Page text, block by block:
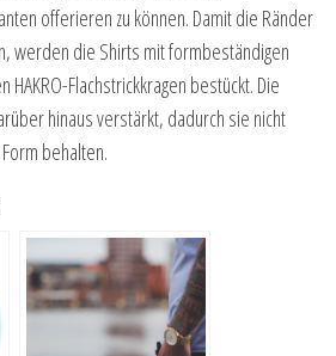
offerieren zu können. Damit die Ränder
werden die Shirts mit formbeständigen
Flachstrickkragen bestückt. Die
hinaus verstärkt, dadurch sie nicht
behalten.